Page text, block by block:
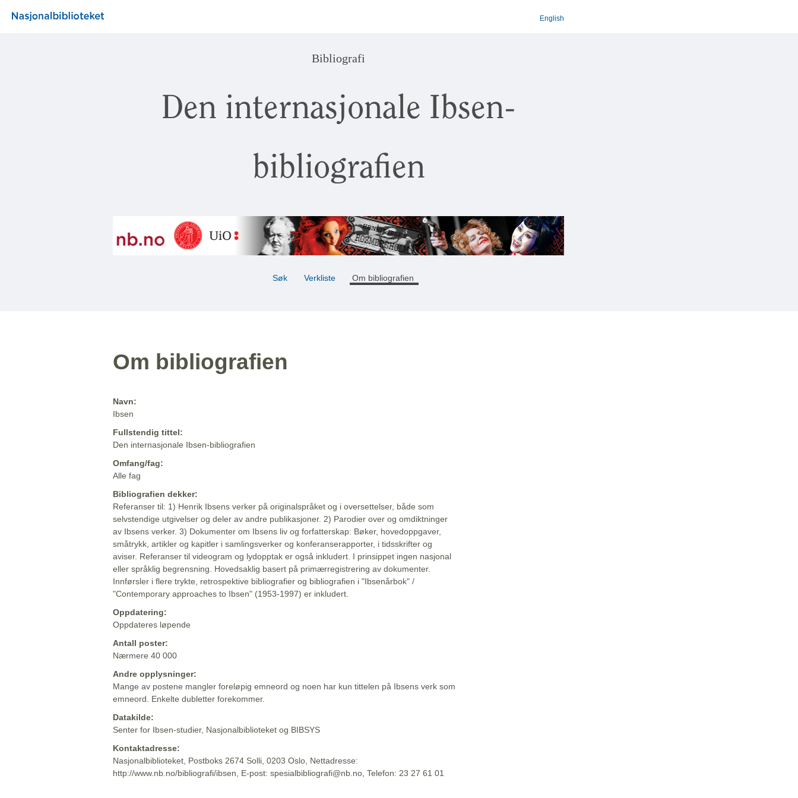
English
Bibliografi
Den internasjonale Ibsen-
bibliografien
Søk Verkliste Om bibliografien
Om bibliografien
Navn:
Ibsen
Fullstendig tittel:
Den internasjonale Ibsen-bibliografien
Omfang/fag:
Alle fag
Bibliografien dekker:
Referanser til: 1) Henrik Ibsens verker på originalspråket og i oversettelser, både som
selvstendige utgivelser og deler av andre publikasjoner. 2) Parodier over og omdiktninger
av Ibsens verker. 3) Dokumenter om Ibsens liv og forfatterskap: Bøker, hovedoppgaver,
småtrykk, artikler og kapitler i samlingsverker og konferanserapporter, i tidsskrifter og
aviser. Referanser til videogram og lydopptak er også inkludert. I prinsippet ingen nasjonal
eller språklig begrensning. Hovedsaklig basert på primærregistrering av dokumenter.
Innførsler i flere trykte, retrospektive bibliografier og bibliografien i "Ibsenårbok" /
"Contemporary approaches to Ibsen" (1953-1997) er inkludert.
Oppdatering:
Oppdateres løpende
Antall poster:
Nærmere 40 000
Andre opplysninger:
Mange av postene mangler foreløpig emneord og noen har kun tittelen på Ibsens verk som
emneord. Enkelte dubletter forekommer.
Datakilde:
Senter for Ibsen-studier, Nasjonalbiblioteket og BIBSYS
Kontaktadresse:
Nasjonalbiblioteket, Postboks 2674 Solli, 0203 Oslo, Nettadresse:
http://www.nb.no/bibliografi/ibsen, E-post: spesialbibliografi@nb.no, Telefon: 23 27 61 01